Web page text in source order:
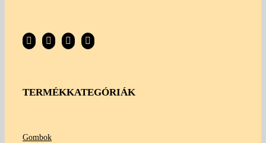
TERMÉKKATEGÓRIÁK
Gombok